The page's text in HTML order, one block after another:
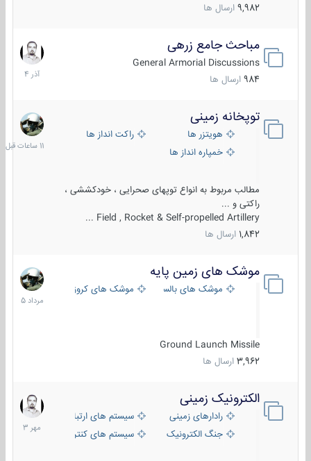
9,982 ارسال ها
مباحث جامع زرهی
General Armorial Discussions
984 ارسال ها
7
آذر
1404
توپخانه زمینی
هویتزر ها
راکت انداز ها
خمپاره انداز ها
مطالب مربوط به انواع توپهای صحرایی ، خودکششی ،
راکتی و ...
Field , Rocket & Self-propelled Artillery ...
1,842 ارسال ها
11
ساعات
قبل
موشک های زمین پایه
موشک های بالستیک موشک های کروز
Ground Launch Missile
3,962 ارسال ها
2
مرداد
1405
الکترونیک زمینی
رادارهای زمینی
سیستم های ارتباطی و جمع آوری
جنگ الکترونیک
سیستم های کنترل آتش و تجهیزات
1
مهر
1403